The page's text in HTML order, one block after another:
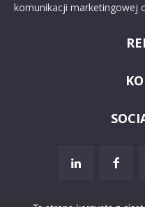
komunikacji marketingowej